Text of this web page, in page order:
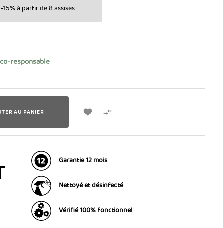
à partir de 8 assises
responsable
AU PANIER  
Garantie 12 mois
Nettoyé et désinfecté
Vérifié 100% fonctionnel